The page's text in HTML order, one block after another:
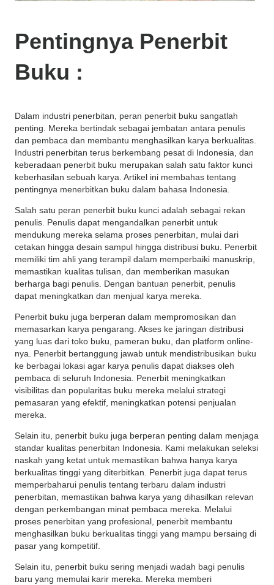
Pentingnya Penerbit
Buku :
Dalam industri penerbitan, peran penerbit buku sangatlah
penting. Mereka bertindak sebagai jembatan antara penulis
dan pembaca dan membantu menghasilkan karya berkualitas.
Industri penerbitan terus berkembang pesat di Indonesia, dan
keberadaan penerbit buku merupakan salah satu faktor kunci
keberhasilan sebuah karya. Artikel ini membahas tentang
pentingnya menerbitkan buku dalam bahasa Indonesia.
Salah satu peran penerbit buku kunci adalah sebagai rekan
penulis. Penulis dapat mengandalkan penerbit untuk
mendukung mereka selama proses penerbitan, mulai dari
cetakan hingga desain sampul hingga distribusi buku. Penerbit
memiliki tim ahli yang terampil dalam memperbaiki manuskrip,
memastikan kualitas tulisan, dan memberikan masukan
berharga bagi penulis. Dengan bantuan penerbit, penulis
dapat meningkatkan dan menjual karya mereka.
Penerbit buku juga berperan dalam mempromosikan dan
memasarkan karya pengarang. Akses ke jaringan distribusi
yang luas dari toko buku, pameran buku, dan platform online-
nya. Penerbit bertanggung jawab untuk mendistribusikan buku
ke berbagai lokasi agar karya penulis dapat diakses oleh
pembaca di seluruh Indonesia. Penerbit meningkatkan
visibilitas dan popularitas buku mereka melalui strategi
pemasaran yang efektif, meningkatkan potensi penjualan
mereka.
Selain itu, penerbit buku juga berperan penting dalam menjaga
standar kualitas penerbitan Indonesia. Kami melakukan seleksi
naskah yang ketat untuk memastikan bahwa hanya karya
berkualitas tinggi yang diterbitkan. Penerbit juga dapat terus
memperbaharui penulis tentang terbaru dalam industri
penerbitan, memastikan bahwa karya yang dihasilkan relevan
dengan perkembangan minat pembaca mereka. Melalui
proses penerbitan yang profesional, penerbit membantu
menghasilkan buku berkualitas tinggi yang mampu bersaing di
pasar yang kompetitif.
Selain itu, penerbit buku sering menjadi wadah bagi penulis
baru yang memulai karir mereka. Mereka memberi